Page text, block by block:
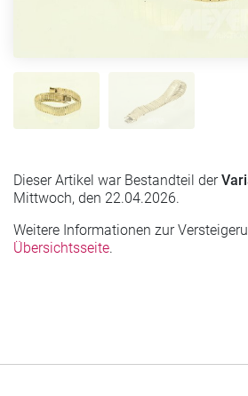
Dieser Artikel war Bestandteil der
Mittwoch, den 22.04.2026.
Weitere Informationen zur
Übersichtsseite.